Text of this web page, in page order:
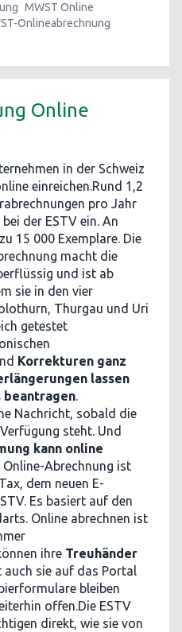
MWST Online
Onlineabrechnung
Online
in der Schweiz
einreichen.Rund 1,2
pro Jahr
der ESTV ein. An
15 000 Exemplare. Die
macht die
und ist ab
sie in den vier
Thurgau und Uri
getestet
Korrekturen ganz
lassen
beantragen.
Nachricht, sobald die
steht. Und
kann online
Online-Abrechnung ist
dem neuen E-
Es basiert auf den
Online abrechnen ist
ihre Treuhänder
auch sie auf das Portal
bleiben
offen.Die ESTV
direkt, wie sie von